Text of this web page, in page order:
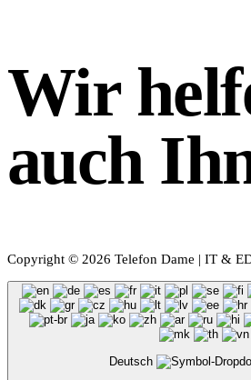
Wir
auch
Copyright © 2026 Telefon Dame | IT &
Deutsch